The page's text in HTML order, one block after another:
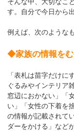
す。自分で今日から
例えば、次のような
◆家族の情報を
「表札は苗字だけ
ぐるみやインテリア
窓辺におかない」「
い」「女性の下着を
の情報が記載されて
ダーをかける」など